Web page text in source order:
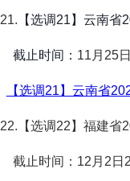
21. 【选调21】云南
截止时间： 11月25
【选调21】云南省
22.【选调22】福建省
截止时间：12月2日